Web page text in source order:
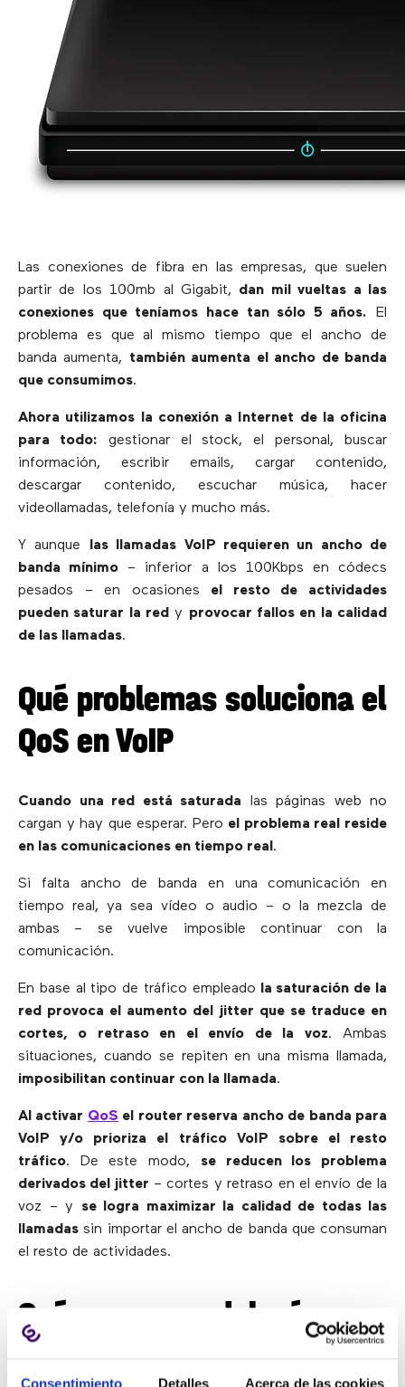
Consentimiento Detalles Acerca de las cookies
Las conexiones de fibra en las empresas, que suelen
partir de los 100mb al Gigabit, dan mil vueltas a las
conexiones que teníamos hace tan sólo 5 años. El
problema es que al mismo tiempo que el ancho de
banda aumenta, también aumenta el ancho de banda
que consumimos.
Ahora utilizamos la conexión a Internet de la oficina
para todo: gestionar el stock, el personal, buscar
información, escribir emails, cargar contenido,
descargar contenido, escuchar música, hacer
videollamadas, telefonía y mucho más.
Y aunque
las llamadas VoIP requieren un ancho de
banda mínimo – inferior a los 100Kbps en códecs
pesados – en ocasiones el resto de actividades
pueden saturar la red y provocar fallos en la calidad
de las llamadas.
Qué problemas soluciona el
QoS en VoIP
Cuando una red está saturada las páginas web no
cargan y hay que esperar. Pero el problema real reside
en las comunicaciones en tiempo real .
Si falta ancho de banda en una comunicación en
tiempo real, ya sea vídeo o audio – o la mezcla de
ambas – se vuelve imposible continuar con la
comunicación.
En base al tipo de tráfico empleado la saturación de la
red provoca el aumento del jitter que se traduce en
cortes, o retraso en el envío de la voz. Ambas
situaciones, cuando se repiten en una misma llamada,
imposibilitan continuar con la llamada.
Al activar QoS el router reserva ancho de banda para
VoIP y/o prioriza el tráfico VoIP sobre el resto
tráfico. De este modo, se reducen los problema
derivados del jitter – cortes y retraso en el envío de la
voz – y se logra maximizar la calidad de todas las
llamadas sin importar el ancho de banda que consuman
el resto de actividades.
Qué empresas deberían
activar el QoS